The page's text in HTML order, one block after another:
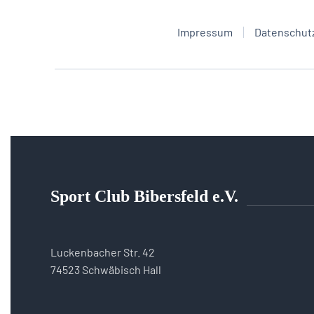
Impressum
Sport Club Bibersfeld e.V.
Luckenbacher Str. 42
74523 Schwäbisch Hall